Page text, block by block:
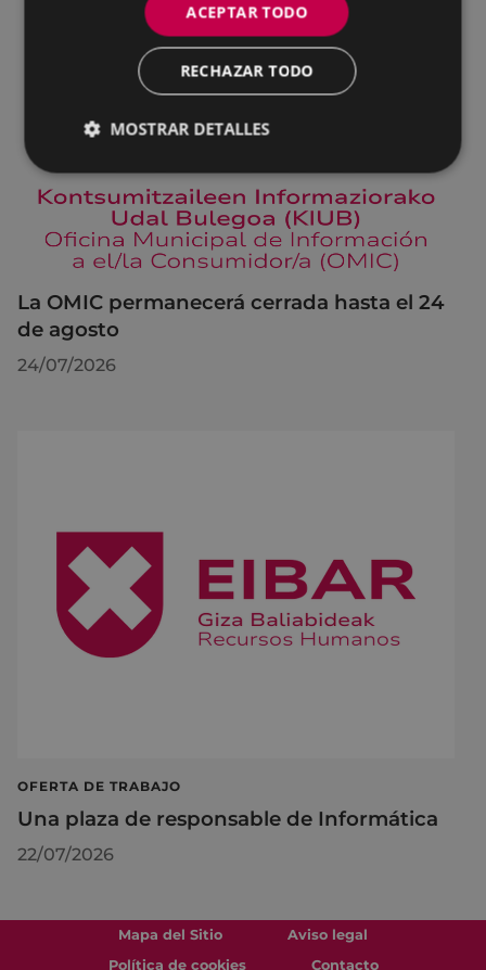
La OMIC permanecerá cerrada hasta el 24
de agosto
24/07/2026
OFERTA DE TRABAJO
Una plaza de responsable de Informática
22/07/2026
Mapa del Sitio
Aviso legal
Política de cookies
Contacto
ACEPTAR TODO
RECHAZAR TODO
MOSTRAR DETALLES